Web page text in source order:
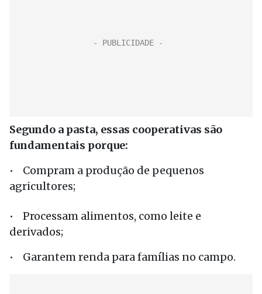
Segundo a pasta, essas cooperativas são
fundamentais porque:
• Compram a produção de pequenos
agricultores;
• Processam alimentos, como leite e
derivados;
• Garantem renda para famílias no campo.